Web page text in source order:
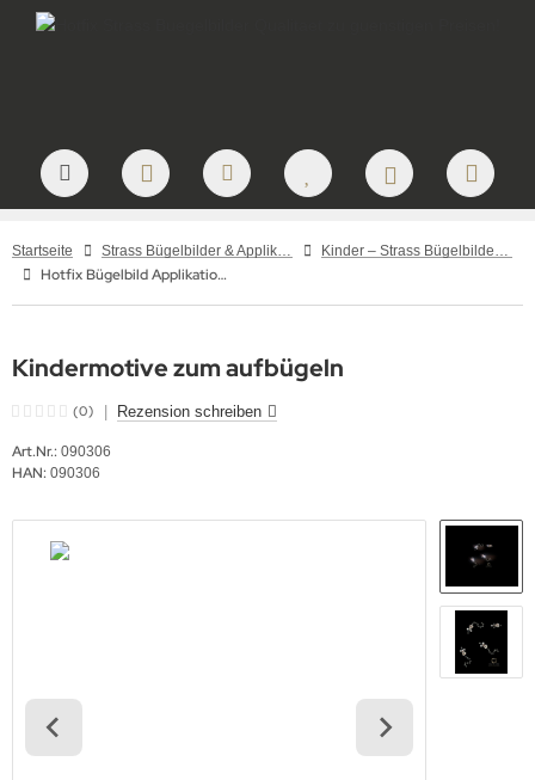
Startseite Strass Bügelbilder & Applikationen zum Aufbügeln Kinder – Strass Bügelbilder und Applikationen
Hotfix Bügelbild Applikation Strass Motiv Maus 3 kleine Mäuschen 090306-14sc
Kindermotive zum aufbügeln
(0) Rezension schreiben
Art.Nr.: 090306
HAN: 090306